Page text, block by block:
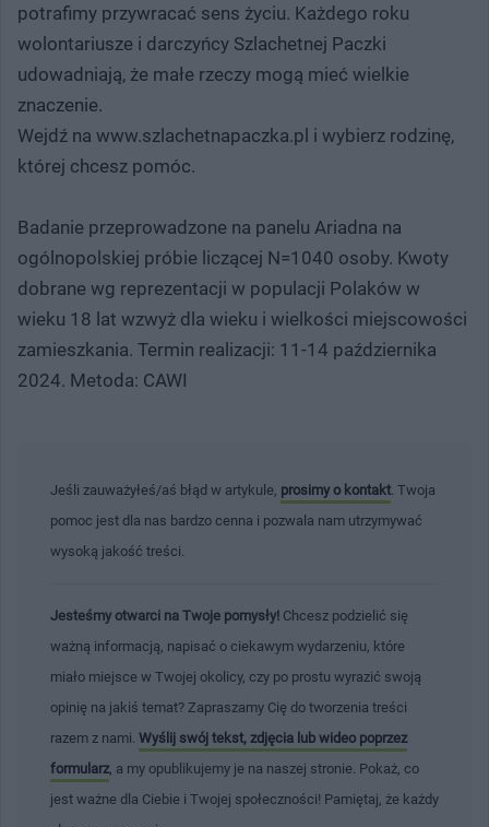
potrafimy przywracać sens życiu. Każdego roku
wolontariusze i darczyńcy Szlachetnej Paczki
udowadniają, że małe rzeczy mogą mieć wielkie
znaczenie.
Wejdź na www.szlachetnapaczka.pl i wybierz rodzinę,
której chcesz pomóc.
Badanie przeprowadzone na panelu Ariadna na
ogólnopolskiej próbie liczącej N=1040 osoby. Kwoty
dobrane wg reprezentacji w populacji Polaków w
wieku 18 lat wzwyż dla wieku i wielkości miejscowości
zamieszkania. Termin realizacji: 11-14 października
2024. Metoda: CAWI
Jeśli zauważyłeś/aś błąd w artykule, prosimy o kontakt . Twoja
pomoc jest dla nas bardzo cenna i pozwala nam utrzymywać
wysoką jakość treści.
Jesteśmy otwarci na Twoje pomysły! Chcesz podzielić się
ważną informacją, napisać o ciekawym wydarzeniu, które
miało miejsce w Twojej okolicy, czy po prostu wyrazić swoją
opinię na jakiś temat? Zapraszamy Cię do tworzenia treści
razem z nami. Wyślij swój tekst, zdjęcia lub wideo poprzez
formularz , a my opublikujemy je na naszej stronie. Pokaż, co
jest ważne dla Ciebie i Twojej społeczności! Pamiętaj, że każdy